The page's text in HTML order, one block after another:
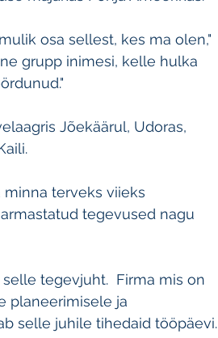
osa sellest, kes ma olen,"
grupp inimesi, kelle hulka
Jõekäärul, Udoras,
minna terveks viieks
tegevused nagu
tegevjuht.  Firma mis on
planeerimisele ja
selle juhile tihedaid tööpäevi.